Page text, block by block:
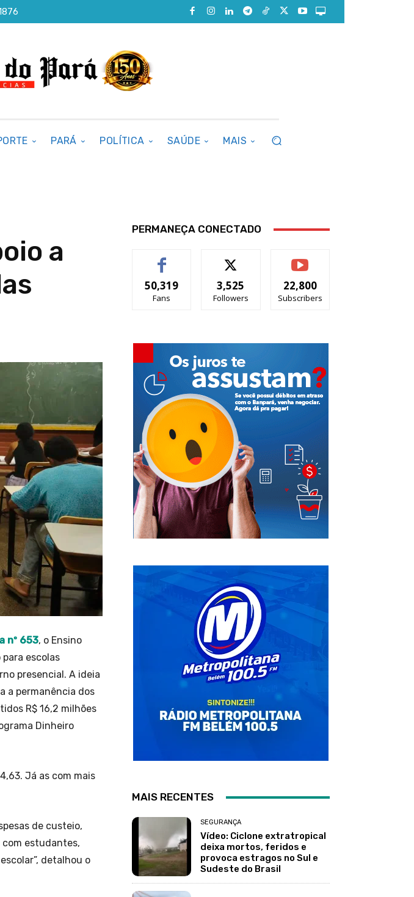
PARÁ POLÍTICA SAÚDE MAIS
a
nº 653, o Ensino
escolas
presencial. A ideia
a permanência dos
R$ 16,2 milhões
Dinheiro
Já as com mais
de custeio,
estudantes,
detalhou o
PERMANEÇA CONECTADO
50,319
Fans
3,525
Followers
22,800
Subscribers
MAIS RECENTES
SEGURANÇA
Vídeo: Ciclone extratropical
deixa mortos, feridos e
provoca estragos no Sul e
Sudeste do Brasil